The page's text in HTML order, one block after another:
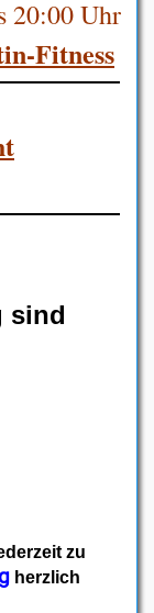
20:00 Uhr
Fitness
sind
zu
herzlich